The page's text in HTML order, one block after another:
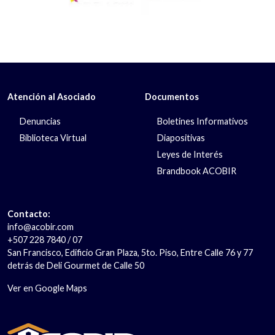
Atención al Asociado
Denuncias
Biblioteca Virtual
Documentos
Boletines Informativos
Diapositivas
Leyes de Interés
Brandbook ACOBIR
Contacto:
info@acobir.com
+507 228 7840 / 07
San Francisco, Edificio Gran Plaza, 5to. Piso, Entre Calle 76 y 77
detrás de Deli Gourmet de Calle 50
Ver en Google Maps